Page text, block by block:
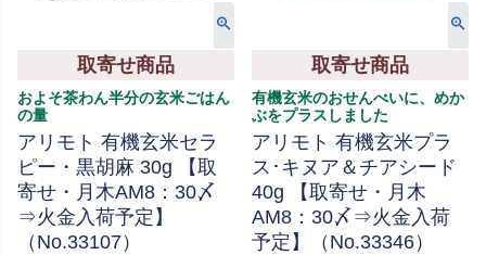
取寄せ商品
およそ茶わん半分の玄米ごはん
の量
アリモト 有機玄米セラ
ピー・黒胡麻 30g 【取
寄せ・月木AM8：30〆
⇒火金入荷予定】
（No.33107）
取寄せ商品
有機玄米のおせんべいに、めか
ぶをプラスしました
アリモト 有機玄米プラ
ス･キヌア＆チアシード
40g 【取寄せ・月木
AM8：30〆⇒火金入荷
予定】（No.33346）